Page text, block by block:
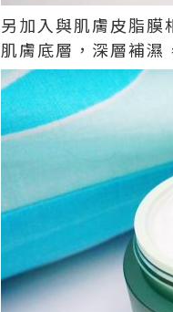
另加入與肌膚皮脂膜
肌膚底層，深層補濕